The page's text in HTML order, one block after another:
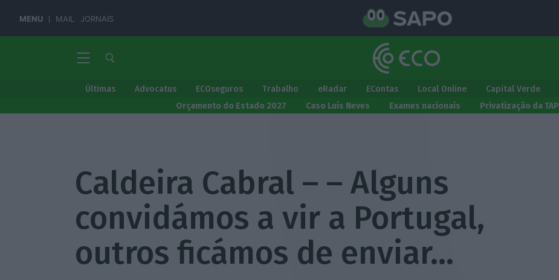
MENU MAIL JORNAIS
Últimas Advocatus ECOseguros Trabalho eRadar EContas Local Online Capital Verde
Orçamento do Estado 2027
Caso Luís Neves Exames nacionais Privatização da TAP
Caldeira Cabral – – Alguns
convidámos a vir a Portugal,
outros ficámos de enviar…